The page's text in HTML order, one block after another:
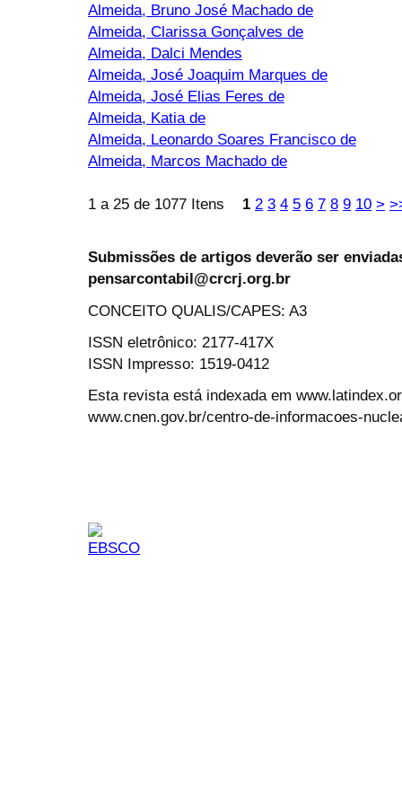
Almeida, Bruno José Machado de
Almeida, Clarissa Gonçalves de
Almeida, Dalci Mendes
Almeida, José Joaquim Marques de
Almeida, José Elias Feres de
Almeida, Katia de
Almeida, Leonardo Soares Francisco de
Almeida, Marcos Machado de
1 a 25 de 1077 Itens 1 2 3 4 5 6 7 8 9 10 >
Submissões de artigos deverão ser
pensarcontabil@crcrj.org.br
CONCEITO QUALIS/CAPES: A3
ISSN eletrônico: 2177-417X
ISSN Impresso: 1519-0412
Esta revista está indexada em
www.cnen.gov.br/centro-de-informacoes-